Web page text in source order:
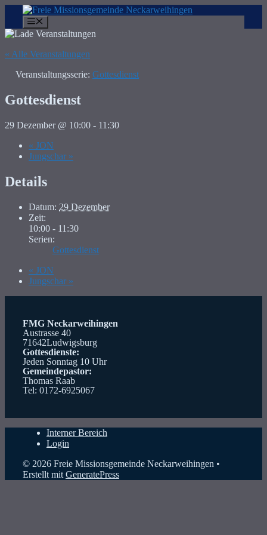
Inhalt
springen
« Alle Veranstaltungen
Veranstaltungsserie: Gottesdienst
Gottesdienst
29 Dezember @ 10:00 - 11:30
« JON
Jungschar »
Details
Datum: 29 Dezember
Zeit:
10:00 - 11:30
Serien:
Gottesdienst
« JON
Jungschar »
FMG Neckarweihingen
Austrasse 40
71642Ludwigsburg
Gottesdienste:
Jeden Sonntag 10 Uhr
Gemeindepastor:
Thomas Raab
Tel: 0172-6925067
Interner Bereich
Login
© 2026 Freie Missionsgemeinde Neckarweihingen •
Erstellt mit GeneratePress